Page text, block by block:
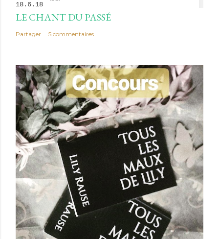
18.6.18
LE CHANT DU PASSÉ
Partager 5 commentaires